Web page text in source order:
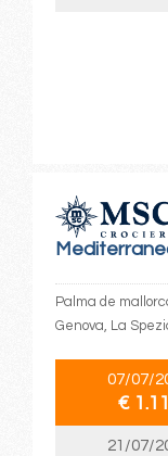
Palma de
Genova, La
07/07/
€
21/07/